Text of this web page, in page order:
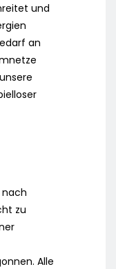
und
an
zu
Alle